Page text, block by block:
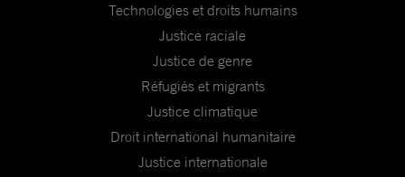
Technologies et droits humains
Justice raciale
Justice de genre
Réfugiés et migrants
Justice climatique
Droit international humanitaire
Justice internationale